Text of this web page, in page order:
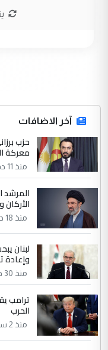
عندما قام
البساتين ...
الموضوع :
الكشف
النظام السابق
وبه نستعين
عندما قام
البساتين ...
الموضوع :
الكشف
النظام السابق من
وبه نستعين
عندما قام
آخر الاضافات
حزب
معركة
منذ 11 دقيقة
المرشد
منذ 18 دقيقة
لبنان
وإعادة
منذ 30 دقيقة
ترامب
الحرب
منذ 2 ساعة